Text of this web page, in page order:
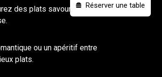
Réserver une table
des plats savoureux
ou un apéritif entre
plats.